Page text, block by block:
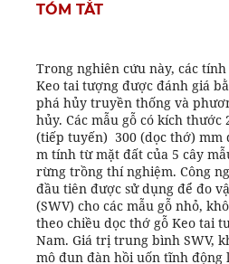
TÓM TẮT
Trong nghiên cứu này, các
Keo tai tượng được đánh giá
phá hủy truyền thống và
hủy. Các mẫu gỗ có kích
(tiếp tuyến) 300 (dọc thớ) mm
m tính từ mặt đất của 5 cây
rừng trồng thí nghiệm. Công
đầu tiên được sử dụng để đo
(SWV) cho các mẫu gỗ nhỏ,
theo chiều dọc thớ gỗ Keo tai
Nam. Giá trị trung bình SWV,
mô đun đàn hồi uốn tĩnh động